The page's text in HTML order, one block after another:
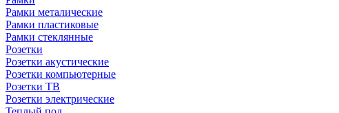
Рамки металические
Рамки пластиковые
Рамки стеклянные
Розетки
Розетки акустические
Розетки компьютерные
Розетки ТВ
Розетки электрические